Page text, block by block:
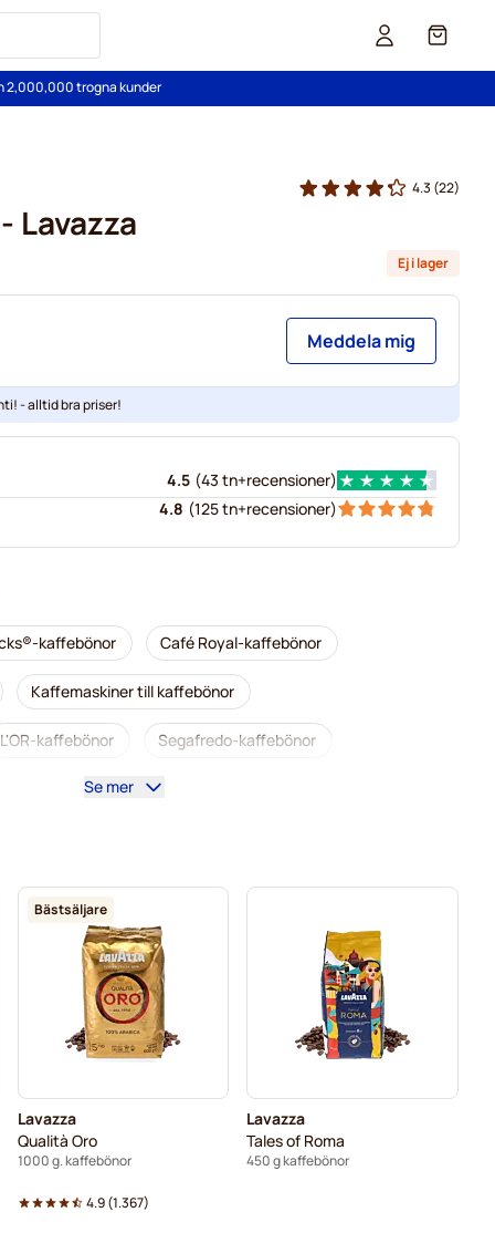
Cart
2,000,000 trogna kunder
Lavazza
4.3 (22)
Ej i lager
Meddela mig
- alltid bra priser!
4.5 (43 tn+recensioner)
4.8 (125 tn+recensioner)
kaffebönor Café Royal-kaffebönor
Kaffemaskiner till kaffebönor
L'OR-kaffebönor Segafredo-kaffebönor
Merrild-kaffebönor
Kaffebönor Kaffekapslen kaffebönor
Se mer
Bästsäljare
Lavazza
Qualità Oro
1000 g. kaffebönor
4.9(1.367)
Lavazza
Tales of Roma
450 g kaffebönor